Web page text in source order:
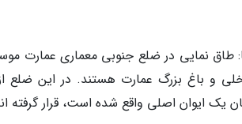
طاق نمایی در ضلع جنوبی معماری عمارت
و باغ بزرگ عمارت هستند. در این ضلع
ایوان اصلی واقع شده است، قرار گرفته